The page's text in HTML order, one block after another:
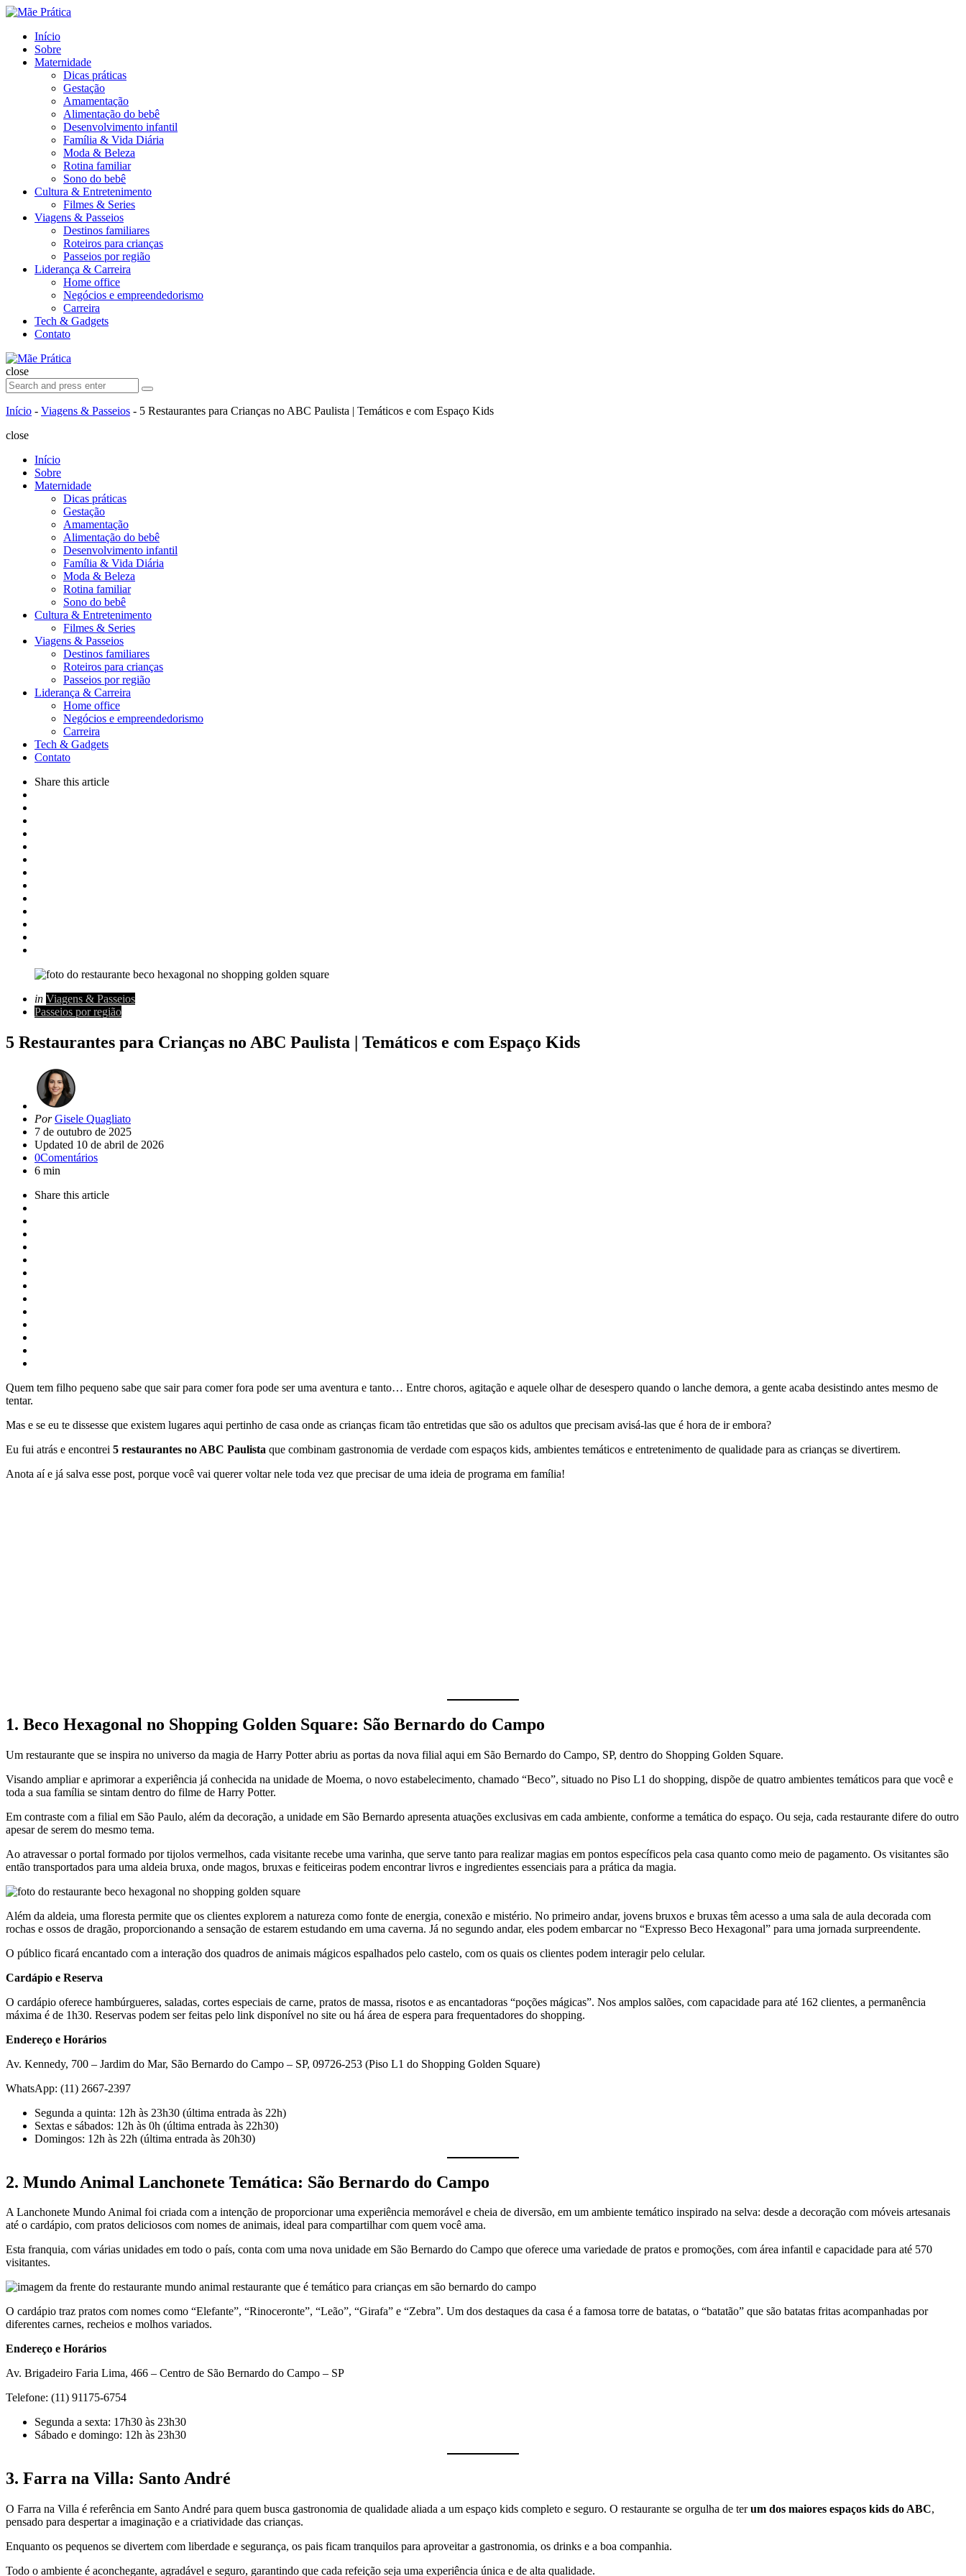
Menu
Menu
Início
Sobre
Maternidade
Dicas práticas
Gestação
Amamentação
Alimentação do bebê
Desenvolvimento infantil
Família & Vida Diária
Moda & Beleza
Rotina familiar
Sono do bebê
Cultura & Entretenimento
Filmes & Series
Viagens & Passeios
Destinos familiares
Roteiros para crianças
Passeios por região
Liderança & Carreira
Home office
Negócios e empreendedorismo
Carreira
Tech & Gadgets
Contato
Search
close
Search
for:
Search
Início - Viagens & Passeios - 5 Restaurantes para Crianças no ABC Paulista | Temáticos e com Espaço Kids
close
Início
Sobre
Maternidade
Dicas práticas
Gestação
Amamentação
Alimentação do bebê
Desenvolvimento infantil
Família & Vida Diária
Moda & Beleza
Rotina familiar
Sono do bebê
Cultura & Entretenimento
Filmes & Series
Viagens & Passeios
Destinos familiares
Roteiros para crianças
Passeios por região
Liderança & Carreira
Home office
Negócios e empreendedorismo
Carreira
Tech & Gadgets
Contato
Share this article
Categorias
Posted
in
in Viagens & Passeios
Passeios por região
5 Restaurantes para Crianças no ABC Paulista | Temáticos e com Espaço Kids
Artigo
de
Por Gisele Quagliato
7 de outubro de 2025
Updated 10 de abril de 2026
0Comentários
6 min
Share this article
Quem tem filho pequeno sabe que sair para comer fora pode ser uma aventura e tanto… Entre choros, agitação e aquele olhar de desespero quando o lanche demora, a gente acaba desistindo antes mesmo de
tentar.
Mas e se eu te dissesse que existem lugares aqui pertinho de casa onde as crianças ficam tão entretidas que são os adultos que precisam avisá-las que é hora de ir embora?
Eu fui atrás e encontrei 5 restaurantes no ABC Paulista que combinam gastronomia de verdade com espaços kids, ambientes temáticos e entretenimento de qualidade para as crianças se divertirem.
Anota aí e já salva esse post, porque você vai querer voltar nele toda vez que precisar de uma ideia de programa em família!
1. Beco Hexagonal no Shopping Golden Square: São Bernardo do Campo
Um restaurante que se inspira no universo da magia de Harry Potter abriu as portas da nova filial aqui em São Bernardo do Campo, SP, dentro do Shopping Golden Square.
Visando ampliar e aprimorar a experiência já conhecida na unidade de Moema, o novo estabelecimento, chamado “Beco”, situado no Piso L1 do shopping, dispõe de quatro ambientes temáticos para que você e
toda a sua família se sintam dentro do filme de Harry Potter.
Em contraste com a filial em São Paulo, além da decoração, a unidade em São Bernardo apresenta atuações exclusivas em cada ambiente, conforme a temática do espaço. Ou seja, cada restaurante difere do outro
apesar de serem do mesmo tema.
Ao atravessar o portal formado por tijolos vermelhos, cada visitante recebe uma varinha, que serve tanto para realizar magias em pontos específicos pela casa quanto como meio de pagamento. Os visitantes são
então transportados para uma aldeia bruxa, onde magos, bruxas e feiticeiras podem encontrar livros e ingredientes essenciais para a prática da magia.
Além da aldeia, uma floresta permite que os clientes explorem a natureza como fonte de energia, conexão e mistério. No primeiro andar, jovens bruxos e bruxas têm acesso a uma sala de aula decorada com
rochas e ossos de dragão, proporcionando a sensação de estarem estudando em uma caverna. Já no segundo andar, eles podem embarcar no “Expresso Beco Hexagonal” para uma jornada surpreendente.
O público ficará encantado com a interação dos quadros de animais mágicos espalhados pelo castelo, com os quais os clientes podem interagir pelo celular.
Cardápio e Reserva
O cardápio oferece hambúrgueres, saladas, cortes especiais de carne, pratos de massa, risotos e as encantadoras “poções mágicas”. Nos amplos salões, com capacidade para até 162 clientes, a permanência
máxima é de 1h30. Reservas podem ser feitas pelo link disponível no site ou há área de espera para frequentadores do shopping.
Endereço e Horários
Av. Kennedy, 700 – Jardim do Mar, São Bernardo do Campo – SP, 09726-253 (Piso L1 do Shopping Golden Square)
WhatsApp: (11) 2667-2397
Segunda a quinta: 12h às 23h30 (última entrada às 22h)
Sextas e sábados: 12h às 0h (última entrada às 22h30)
Domingos: 12h às 22h (última entrada às 20h30)
2. Mundo Animal Lanchonete Temática: São Bernardo do Campo
A Lanchonete Mundo Animal foi criada com a intenção de proporcionar uma experiência memorável e cheia de diversão, em um ambiente temático inspirado na selva: desde a decoração com móveis artesanais
até o cardápio, com pratos deliciosos com nomes de animais, ideal para compartilhar com quem você ama.
Esta franquia, com várias unidades em todo o país, conta com uma nova unidade em São Bernardo do Campo que oferece uma variedade de pratos e promoções, com área infantil e capacidade para até 570
visitantes.
O cardápio traz pratos com nomes como “Elefante”, “Rinoceronte”, “Leão”, “Girafa” e “Zebra”. Um dos destaques da casa é a famosa torre de batatas, o “batatão” que são batatas fritas acompanhadas por
diferentes carnes, recheios e molhos variados.
Endereço e Horários
Av. Brigadeiro Faria Lima, 466 – Centro de São Bernardo do Campo – SP
Telefone: (11) 91175-6754
Segunda a sexta: 17h30 às 23h30
Sábado e domingo: 12h às 23h30
3. Farra na Villa: Santo André
O Farra na Villa é referência em Santo André para quem busca gastronomia de qualidade aliada a um espaço kids completo e seguro. O restaurante se orgulha de terum dos maiores espaços kids do ABC,
pensado para despertar a imaginação e a criatividade das crianças.
Enquanto os pequenos se divertem com liberdade e segurança, os pais ficam tranquilos para aproveitar a gastronomia, os drinks e a boa companhia.
Todo o ambiente é aconchegante, agradável e seguro, garantindo que cada refeição seja uma experiência única e de alta qualidade.